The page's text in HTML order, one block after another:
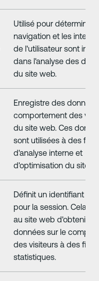
Utilisé pour déterminer
navigation et les
de l'utilisateur sont
dans l'analyse des
du site web.
Enregistre des
comportement des
du site web. Ces
sont utilisées à des fins
d'analyse interne et
d'optimisation du site
Définit un identifiant
pour la session. Cela
au site web d'obtenir
données sur le
des visiteurs à des fins
statistiques.